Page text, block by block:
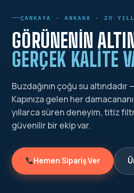
ÇANKAYA · ANKARA · 20
GÖRÜNENIN
GERÇEK KALITE
Buzdağının çoğu su altındadır
Kapınıza gelen her
yıllarca süren deneyim, titiz
güvenilir bir ekip var.
Hemen Sipariş Ver